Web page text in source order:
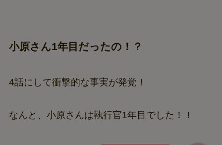
小原さん1年目だったの！？
4話にして衝撃的な事実が発覚！
なんと、小原さんは執行官1年目でした！！